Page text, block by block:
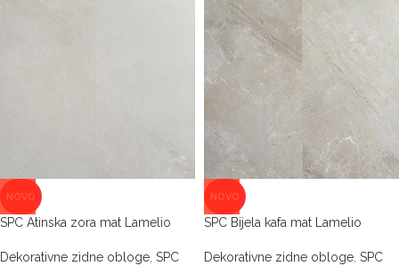
NOVO
SPC Atinska zora mat Lamelio
Dekorativne zidne obloge SPC
NOVO
SPC Bijela kafa mat Lamelio
Dekorativne zidne obloge SPC